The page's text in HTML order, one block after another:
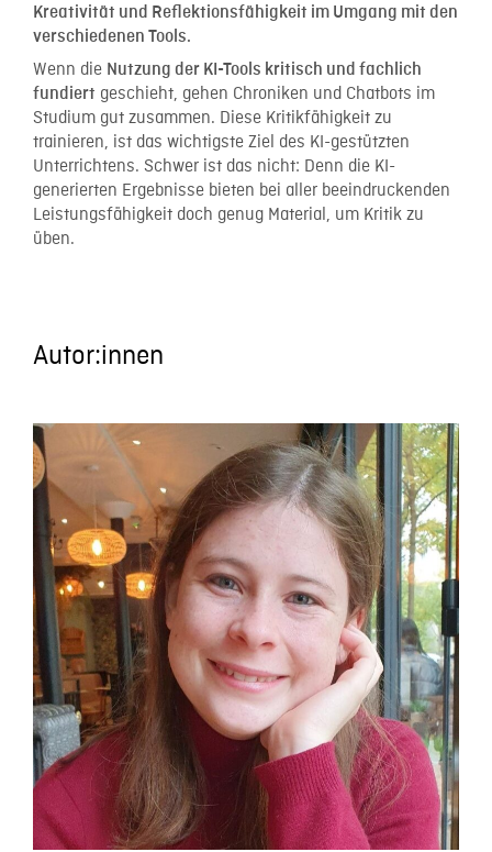
Kreativität und Reflektionsfähigkeit im Umgang mit den
verschiedenen Tools.
Wenn die Nutzung der KI-Tools kritisch und fachlich
fundiert geschieht, gehen Chroniken und Chatbots im
Studium gut zusammen. Diese Kritikfähigkeit zu
trainieren, ist das wichtigste Ziel des KI-gestützten
Unterrichtens. Schwer ist das nicht: Denn die KI-
generierten Ergebnisse bieten bei aller beeindruckenden
Leistungsfähigkeit doch genug Material, um Kritik zu
üben.
Autor:innen